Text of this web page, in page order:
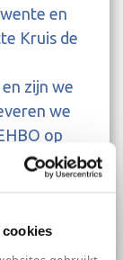
en
Kruis de
zijn we
we
op
en
een